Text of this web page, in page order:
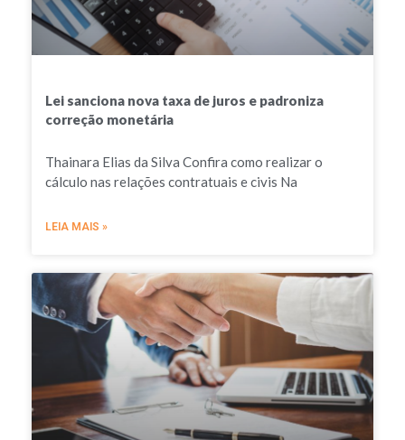
Lei sanciona nova taxa de juros e padroniza
correção monetária
Thainara Elias da Silva Confira como realizar o
cálculo nas relações contratuais e civis Na
LEIA MAIS »